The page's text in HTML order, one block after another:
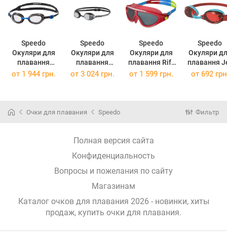
Speedo
Окуляри для
плавання
Aquapure Gog
090029123
Speedo
Окуляри для
плавання
Fastskin
108973515
Speedo
Окуляри для
плавання Rift
Gog JU Jr
Speedo
Окуляри
плавання Jet
V2 Gog Ju
от 1 944 грн. от 3 024 грн. от 1 599 грн. от 692
Очки для плавания Speedo Фильтр
Полная версия сайта
Конфиденциальность
Вопросы и пожелания по сайту
Магазинам
Каталог очков для плавания 2026 - новинки, хиты
продаж, купить очки для плавания.